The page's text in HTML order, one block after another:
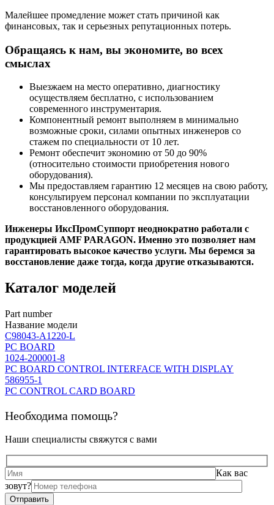
Малейшее промедление может стать причиной как
финансовых, так и серьезных репутационных потерь.
Обращаясь к нам, вы экономите, во всех
смыслах
Выезжаем на место оперативно, диагностику
осуществляем бесплатно, с использованием
современного инструментария.
Компонентный ремонт выполняем в минимально
возможные сроки, силами опытных инженеров со
стажем по специальности от 10 лет.
Ремонт обеспечит экономию от 50 до 90%
(относительно стоимости приобретения нового
оборудования).
Мы предоставляем гарантию 12 месяцев на свою работу,
консультируем персонал компании по эксплуатации
восстановленного оборудования.
Инженеры ИксПромСуппорт неоднократно работали с
продукцией AMF PARAGON. Именно это позволяет нам
гарантировать высокое качество услуги. Мы беремся за
восстановление даже тогда, когда другие отказываются.
Каталог моделей
Part number
Название модели
C98043-A1220-L
PC BOARD
1024-200001-8
PC BOARD CONTROL INTERFACE WITH DISPLAY
586955-1
PC CONTROL CARD BOARD
Необходима помощь?
Наши специалисты свяжутся с вами
Как вас
зовут?